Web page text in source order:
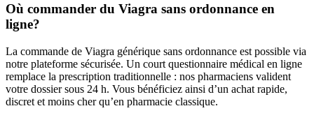
Où commander du Viagra sans ordonnance en
ligne?
La commande de Viagra générique sans ordonnance est possible via
notre plateforme sécurisée. Un court questionnaire médical en ligne
remplace la prescription traditionnelle : nos pharmaciens valident
votre dossier sous 24 h. Vous bénéficiez ainsi d’un achat rapide,
discret et moins cher qu’en pharmacie classique.